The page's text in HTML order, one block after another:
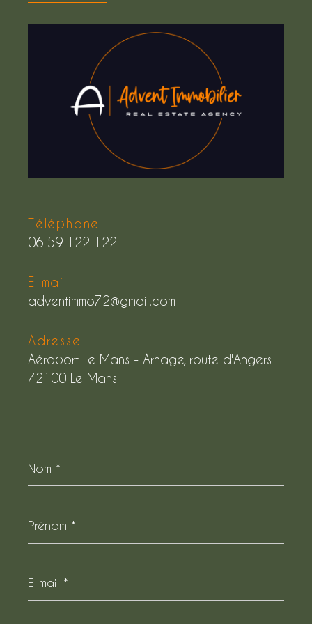
Téléphone
06 59 122 122
E-mail
adventimmo72@gmail.com
Adresse
Aéroport Le Mans - Arnage, route d'Angers
72100 Le Mans
*
*
mail
*